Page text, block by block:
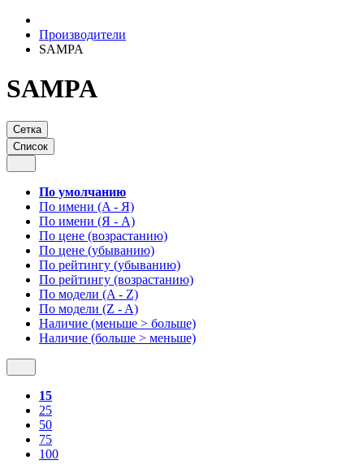
Производители
SAMPA
SAMPA
Сетка
Список
По умолчанию
По имени (A - Я)
По имени (Я - A)
По цене (возрастанию)
По цене (убыванию)
По рейтингу (убыванию)
По рейтингу (возрастанию)
По модели (A - Z)
По модели (Z - A)
Наличие (меньше > больше)
Наличие (больше > меньше)
15
25
50
75
100